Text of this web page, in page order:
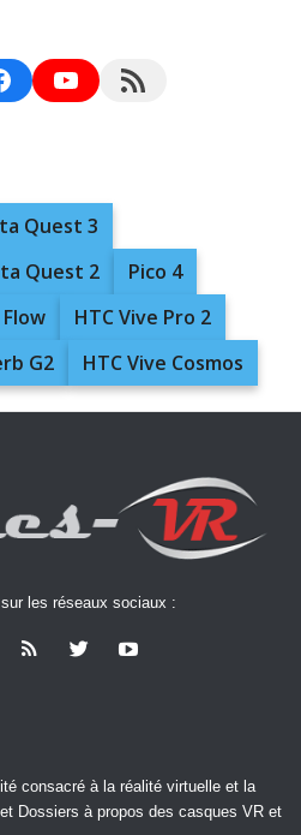
YouTubeRSS Feed
Quest 3
Quest 2
Pico 4
HTC Vive Pro 2
G2 HTC Vive Cosmos
les réseaux sociaux :
consacré à la réalité virtuelle et la
Dossiers à propos des casques VR et